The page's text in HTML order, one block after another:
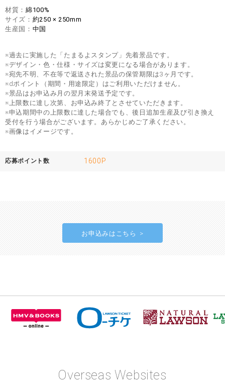
材質
綿100%
サイズ
約250 × 250mm
生産国
中国
※過去に実施した「たまるよスタンプ」先着景品です。
※デザイン・色・仕様・サイズは変更になる場合があります。
※宛先不明、不在等で返送された景品の保管期限は3ヶ月です。
※dポイント（期間・用途限定）はご利用いただけません。
※景品はお申込み月の翌月末発送予定です。
※上限数に達し次第、お申込み終了とさせていただきます。
※申込期間中の上限数に達した場合でも、後日追加生産及び引き換え
受付を行う場合がございます。あらかじめご了承ください。
※画像はイメージです。
応募ポイント数 1600P
お申込みはこちら
Overseas Websites